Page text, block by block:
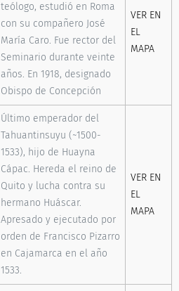
teólogo, estudió en Roma
con su compañero José
María Caro. Fue rector del
Seminario durante veinte
años. En 1918, designado
Obispo de Concepción
VER EN
EL
MAPA
Último emperador del
Tahuantinsuyu (~1500-
1533), hijo de Huayna
Cápac. Hereda el reino de
Quito y lucha contra su
hermano Huáscar.
Apresado y ejecutado por
orden de Francisco Pizarro
en Cajamarca en el año
1533.
VER EN
EL
MAPA